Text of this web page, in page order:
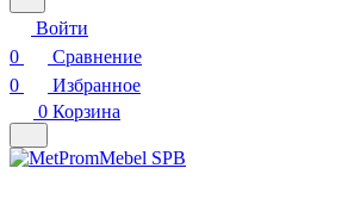
Войти
0
Сравнение
0
Избранное
0 Корзина